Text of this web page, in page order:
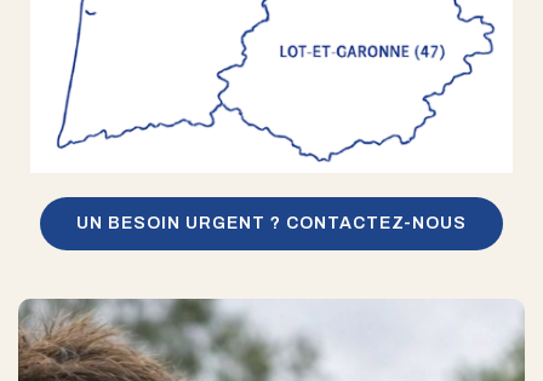
UN BESOIN URGENT ? CONTACTEZ-NOUS